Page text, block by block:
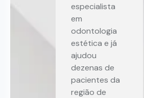
especialista
em
odontologia
estética e já
ajudou
dezenas de
pacientes da
região de